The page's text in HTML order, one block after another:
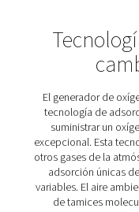
El generador
gama probada
de
predecesores,
eficiencia y
avanzada
(PSA),
una
amplia gama